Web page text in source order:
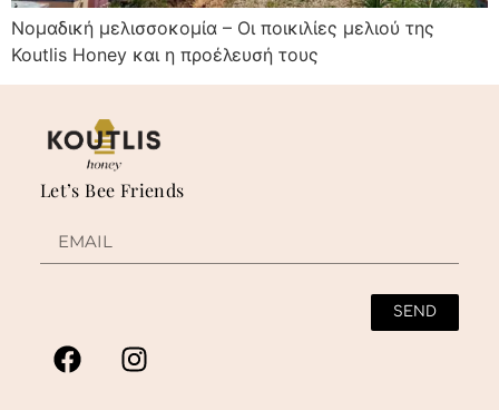
Νομαδική μελισσοκομία – Οι ποικιλίες μελιού της
Koutlis Honey και η προέλευσή τους
Let’s Bee Friends
SEND